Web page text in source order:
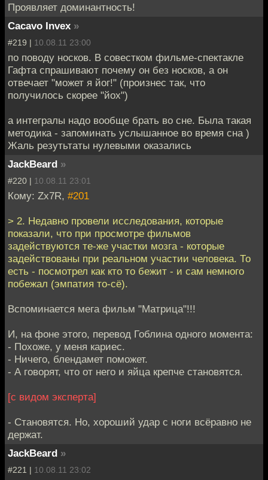
Проявляет доминантность!
Cacavo Invex »
#219 | 10.08.11 23:00
по поводу носков. В совестком фильме-спектакле
Гафта спрашивают почему он без носков, а он
отвечает "может я йог!" (произнес так, что
получилось скорее "йох")
а интегралы надо вообще брать во сне. Была такая
методика - запоминать услышанное во время сна )
Жаль резутьтаты нулевыми оказались
JackBeard »
#220 | 10.08.11 23:01
Кому: Zx7R, #201
> 2. Недавно провели исследования, которые
показали, что при просмотре фильмов
задействуются те-же участки мозга - которые
задействованы при реальном участии человека. То
есть - посмотрел как кто то бежит - и сам немного
побежал (эмпатия то-сё).
Вспоминается мега фильм "Матрица"!!!
И, на фоне этого, перевод Гоблина одного момента:
- Похоже, у меня кариес.
- Ничего, блендамет поможет.
- А говорят, что от него и яйца крепче становятся.
[с видом эксперта]
- Становятся. Но, хороший удар с ноги всёравно не
держат.
JackBeard »
#221 | 10.08.11 23:02